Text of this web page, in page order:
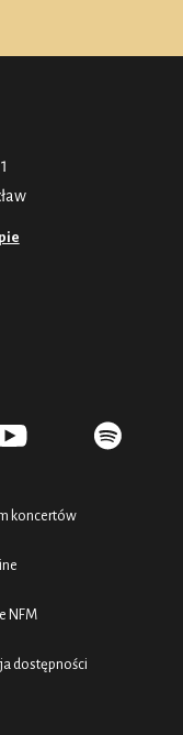
koncertów
NFM
dostępności